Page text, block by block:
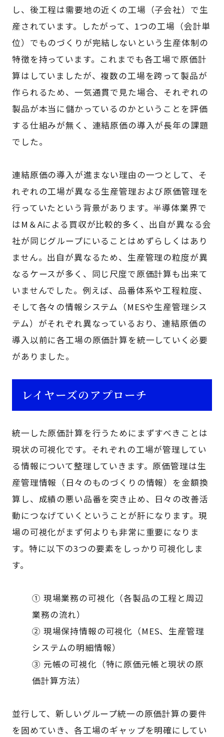
し、後工程は需要地の近くの工場（子会社）で生
産されています。したがって、1つの工場（会計単
位）でものづくりが完結しないという生産体制の
特徴を持っています。これまでも各工場で原価計
算はしていましたが、複数の工場を跨って製品が
作られるため、一気通貫で見た場合、それぞれの
製品が本当に儲かっているのかということを評価
する仕組みが無く、連結原価の導入が長年の課題
でした。
連結原価の導入が進まない理由の一つとして、そ
れぞれの工場が異なる生産管理および原価管理を
行っていたという背景があります。半導体業界で
はM＆Aによる買収が比較的多く、出自が異なる会
社が同じグループにいることはめずらしくはあり
ません。出自が異なるため、生産管理の粒度が異
なるケースが多く、同じ尺度で原価計算も出来て
いませんでした。例えば、品番体系や工程粒度、
そして各々の情報システム（MESや生産管理シス
テム）がそれぞれ異なっているおり、連結原価の
導入以前に各工場の原価計算を統一していく必要
がありました。
レイヤーズのアプローチ
統一した原価計算を行うためにまずすべきことは
現状の可視化です。それぞれの工場が管理してい
る情報について整理していきます。原価管理は生
産管理情報（日々のものづくりの情報）を金額換
算し、成績の悪い品番を突き止め、日々の改善活
動につなげていくということが肝になります。現
場の可視化がまず何よりも非常に重要になりま
す。特に以下の3つの要素をしっかり可視化しま
す。
① 現場業務の可視化（各製品の工程と周辺
業務の流れ）
② 現場保持情報の可視化（MES、生産管理
システムの明細情報）
③ 元帳の可視化（特に原価元帳と現状の原
価計算方法）
並行して、新しいグループ統一の原価計算の要件
を固めていき、各工場のギャップを明確にしてい